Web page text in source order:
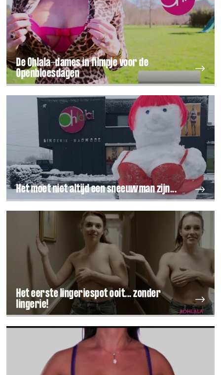
De Ohlala-dames in filmpje voor de
Openbloesdagen
Het moet niet altijd een sneeuwman zijn...
Het eerste lingeriespot ooit... zonder
lingerie!